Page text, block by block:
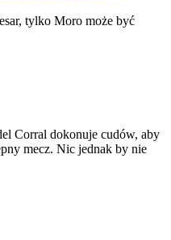
tylko Moro może być
Corral dokonuje cudów, aby
mecz. Nic jednak by nie